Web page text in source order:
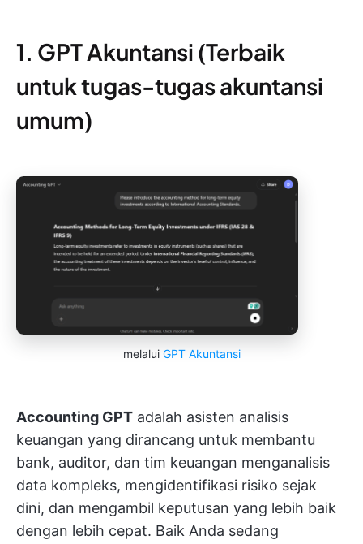
1. GPT Akuntansi (Terbaik
untuk tugas-tugas akuntansi
umum)
melalui GPT Akuntansi
Accounting GPT adalah asisten analisis
keuangan yang dirancang untuk membantu
bank, auditor, dan tim keuangan menganalisis
data kompleks, mengidentifikasi risiko sejak
dini, dan mengambil keputusan yang lebih baik
dengan lebih cepat. Baik Anda sedang